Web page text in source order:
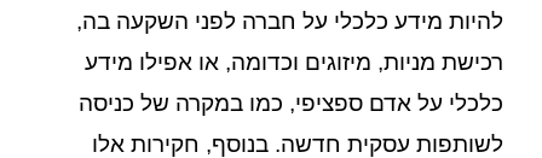
להיות מידע כלכלי על חברה לפני השקעה בה,
רכישת מניות, מיזוגים וכדומה, או אפילו מידע
כלכלי על אדם ספציפי, כמו במקרה של כניסה
לשותפות עסקית חדשה. בנוסף, חקירות אלו